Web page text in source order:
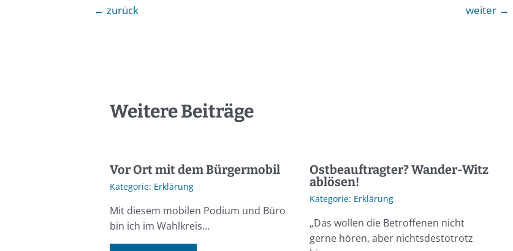
← zurück weiter →
Weitere Beiträge
Vor Ort mit dem Bürgermobil
Erklärung
Mit diesem mobilen Podium und Büro
bin ich im Wahlkreis…
Ostbeauftragter? Wander-Witz
ablösen!
Erklärung
„Das wollen die Betroffenen nicht
gerne hören, aber nichtsdestotrotz